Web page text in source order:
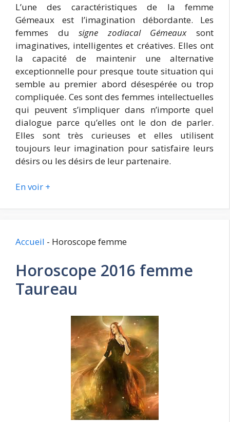
L’une des caractéristiques de la femme
Gémeaux est l’imagination débordante. Les
femmes dusigne zodiacal Gémeauxsont
imaginatives, intelligentes et créatives. Elles ont
la capacité de maintenir une alternative
exceptionnelle pour presque toute situation qui
semble au premier abord désespérée ou trop
compliquée. Ces sont des femmes intellectuelles
qui peuvent s’impliquer dans n’importe quel
dialogue parce qu’elles ont le don de parler.
Elles sont très curieuses et elles utilisent
toujours leur imagination pour satisfaire leurs
désirs ou les désirs de leur partenaire.
En voir +
Accueil - Horoscope femme
Horoscope 2016 femme
Taureau